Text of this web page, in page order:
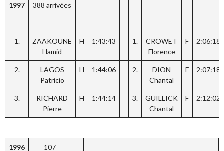
1997 388 arrivées
1.
ZAAKOUNE
Hamid
H 1:43:43 1.
CROWET
Florence
F 2:06:18
2.
LAGOS
Patricio
H 1:44:06 2.
DION
Chantal
F 2:07:18
3.
RICHARD
Pierre
H 1:44:14 3.
GUILLICK
Chantal
F 2:12:02
1996
107